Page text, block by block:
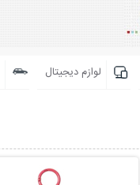
لوازم دیجیتال